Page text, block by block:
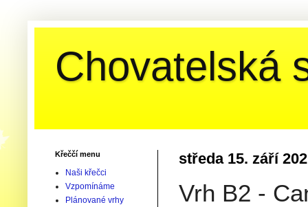
Chovatelská
středa 15. září
Vrh B2 -
Křeččí menu
Naši křečci
Vzpomínáme
Plánované vrhy